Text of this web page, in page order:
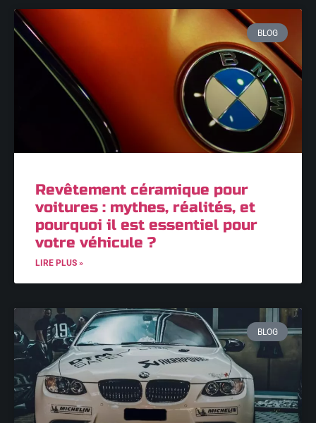
BLOG
Revêtement céramique pour
voitures : mythes, réalités, et
pourquoi il est essentiel pour
votre véhicule ?
LIRE PLUS »
BLOG